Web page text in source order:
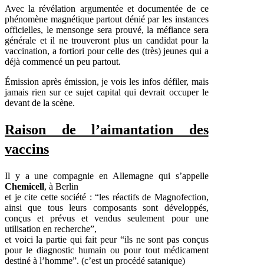
Avec la révélation argumentée et documentée de ce
phénomène magnétique partout dénié par les instances
officielles, le mensonge sera prouvé, la méfiance sera
générale et il ne trouveront plus un candidat pour la
vaccination, a fortiori pour celle des (très) jeunes qui a
déjà commencé un peu partout.
Émission après émission, je vois les infos défiler, mais
jamais rien sur ce sujet capital qui devrait occuper le
devant de la scène.
Raison de l’aimantation des
vaccins
Il y a une compagnie en Allemagne qui s’appelle
Chemicell, à Berlin
et je cite cette société : “les réactifs de Magnofection,
ainsi que tous leurs composants sont développés,
conçus et prévus et vendus seulement pour une
utilisation en recherche”,
et voici la partie qui fait peur “ils ne sont pas conçus
pour le diagnostic humain ou pour tout médicament
destiné à l’homme”. (c’est un procédé satanique)